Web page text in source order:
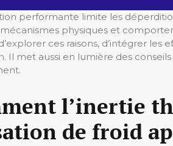
performante limite les
mécanismes physiques et
ces raisons, d’intégrer
Il met aussi en lumière des
l’inertie
de froid